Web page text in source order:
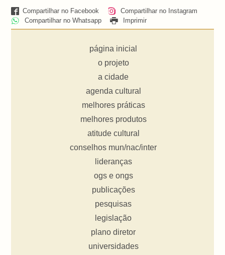
Compartilhar no Facebook
Compartilhar no Instagram
Compartilhar no Whatsapp
Imprimir
página inicial
o projeto
a cidade
agenda cultural
melhores práticas
melhores produtos
atitude cultural
conselhos mun/nac/inter
lideranças
ogs e ongs
publicações
pesquisas
legislação
plano diretor
universidades